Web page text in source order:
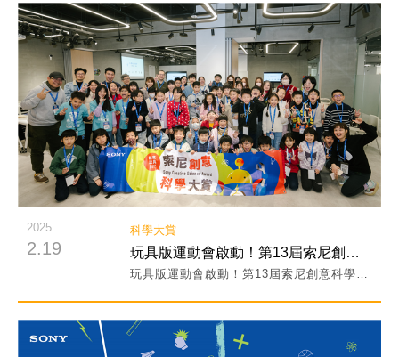
閱讀詳細內容
2025
2.19
科學大賞
玩具版運動會啟動！第13屆索尼創意科學大賞全台起跑
閱讀詳細內容